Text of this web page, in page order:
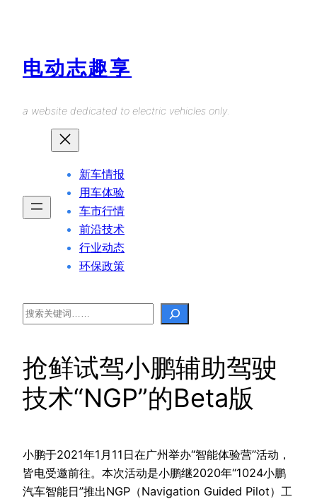
电动志趣享
a website dedicated to electric vehicles only.
新车情报
用车体验
车市行情
前沿技术
行业动态
环保政策
Search
抢鲜试驾小鹏辅助驾驶
技术“NGP”的Beta版
小鹏于2021年1月11日在广州举办“智能体验营”活动，
皆电受邀前往。本次活动是小鹏继2020年“1024小鹏
汽车智能日”推出NGP（Navigation Guided Pilot）工